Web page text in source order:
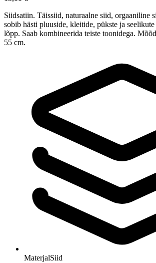
Siidsatiin. Täissiid, naturaalne siid, orgaaniline
sobib hästi pluuside, kleitide, pükste ja
lõpp. Saab kombineerida teiste toonidega.
55 cm.
MaterjalSiid